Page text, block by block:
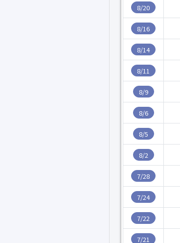
8/20
8/16
8/14
8/11
8/9
8/6
8/5
8/2
7/28
7/24
7/22
7/21